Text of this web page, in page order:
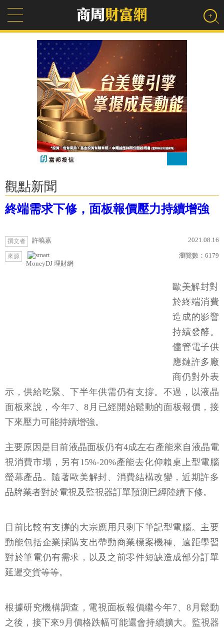
觀點新聞
終端需求下修，面板報價壓力持續增強
撰文者 許曉嘉 2021.08.16
來源
MoneyDJ 理財網
瀏覽數： 6179
歐美解封對
於終端消費
造成的影響
持續發酵。
儘管電子供
應鏈許多廠
商仍對外表
示，供給吃緊、下半年供需仍有支撐。不過，以液晶
面板來說，今年7、8月已經開始鬆動的面板報價，接
下來壓力可能持續增強。
主要原因是目前液晶面板仍有4成左右產能來自液晶電
視消費市場，另有15%-20%產能去化仰賴桌上型電腦
螢幕產品。隨著歐美解封、消費結構改變，近期許多
品牌業者對於電視及監視器訂單預測已經陸續下修。
目前比較有支撐的大宗應用只剩下筆記型電腦。主要
動能包括企業採購支出帶動商業標案機種、遠距學習
對於筆電仍有需求，以及之前零件短缺造成部分訂單
延遲交貨等等。
根據研究機構調查，電視面板報價繼今年7、8月鬆動
之後，接下來9月價格跌幅可能還會持續擴大。監視器